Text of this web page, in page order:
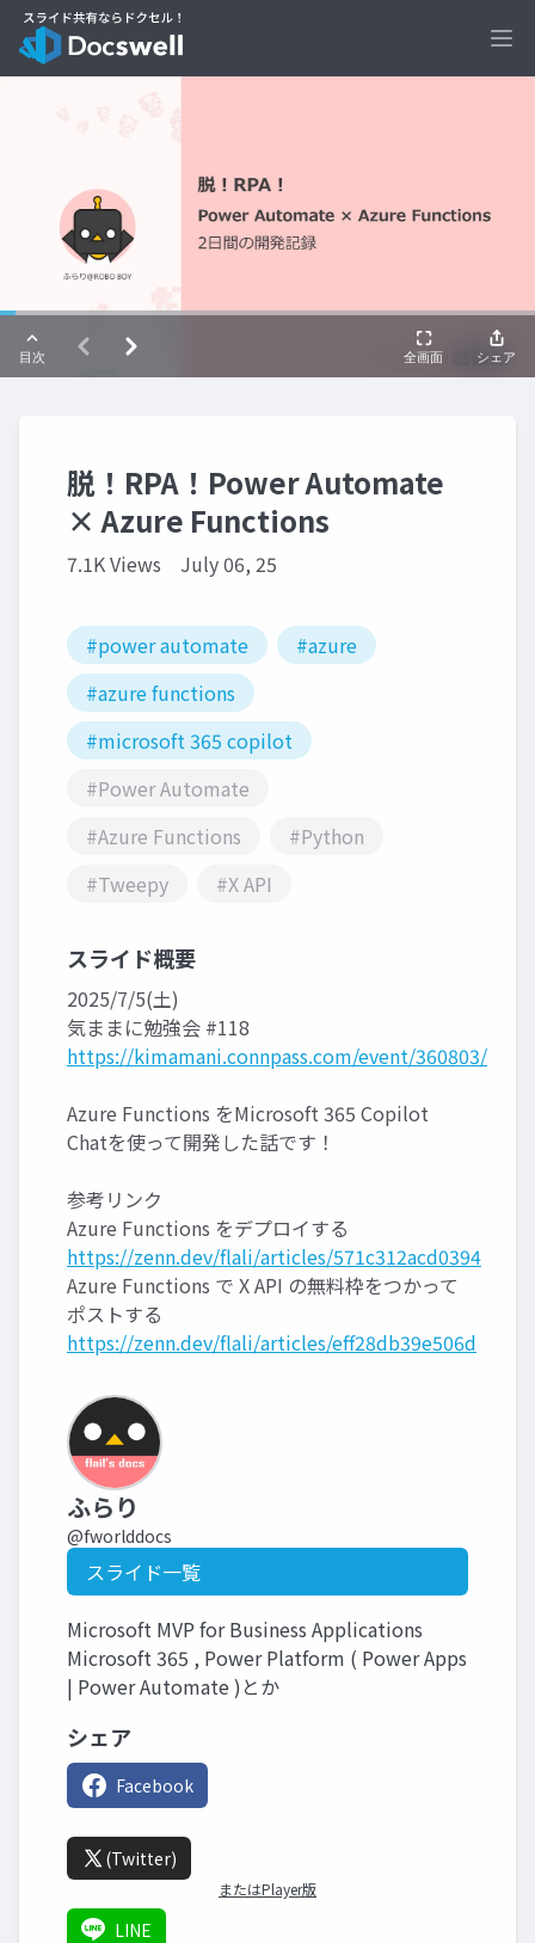
脱！RPA！Power Automate
× Azure Functions
7.1K Views July 06, 25
#power automate
#azure
#azure functions
#microsoft 365 copilot
#Power Automate
#Azure Functions
#Python
#Tweepy
#X API
スライド概要
2025/7/5(土)
気ままに勉強会 #118
https://kimamani.connpass.com/event/360803/
Azure Functions をMicrosoft 365 Copilot
Chatを使って開発した話です！
参考リンク
Azure Functions をデプロイする
https://zenn.dev/flali/articles/571c312acd0394
Azure Functions で X API の無料枠をつかって
ポストする
https://zenn.dev/flali/articles/eff28db39e506d
ふらり
@fworlddocs
スライド一覧
Microsoft MVP for Business Applications
Microsoft 365 , Power Platform ( Power Apps
| Power Automate )とか
シェア
Facebook
(Twitter)
またはPlayer版
LINE